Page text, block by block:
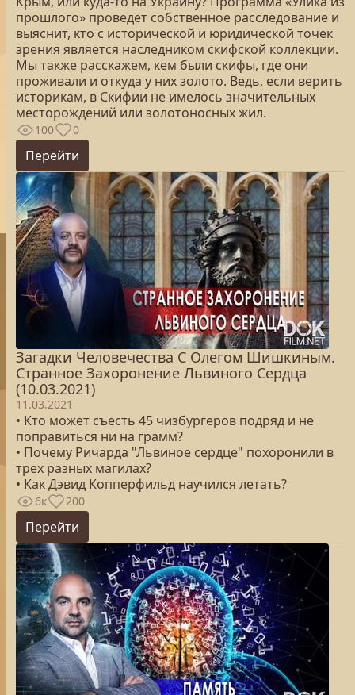
прошлого» проведет собственное расследование и
выяснит, кто с исторической и юридической точек
зрения является наследником скифской коллекции.
Мы также расскажем, кем были скифы, где они
проживали и откуда у них золото. Ведь, если верить
историкам, в Скифии не имелось значительных
месторождений или золотоносных жил.
100 0
Перейти
Загадки Человечества С Олегом Шишкиным.
Странное Захоронение Львиного Сердца
(10.03.2021)
11.03.2021
• Кто может съесть 45 чизбургеров подряд и не
поправиться ни на грамм?
• Почему Ричарда "Львиное сердце" похоронили в
трех разных магилах?
• Как Дэвид Копперфильд научился летать?
6к 200
Перейти